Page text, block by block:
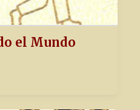
el Mundo